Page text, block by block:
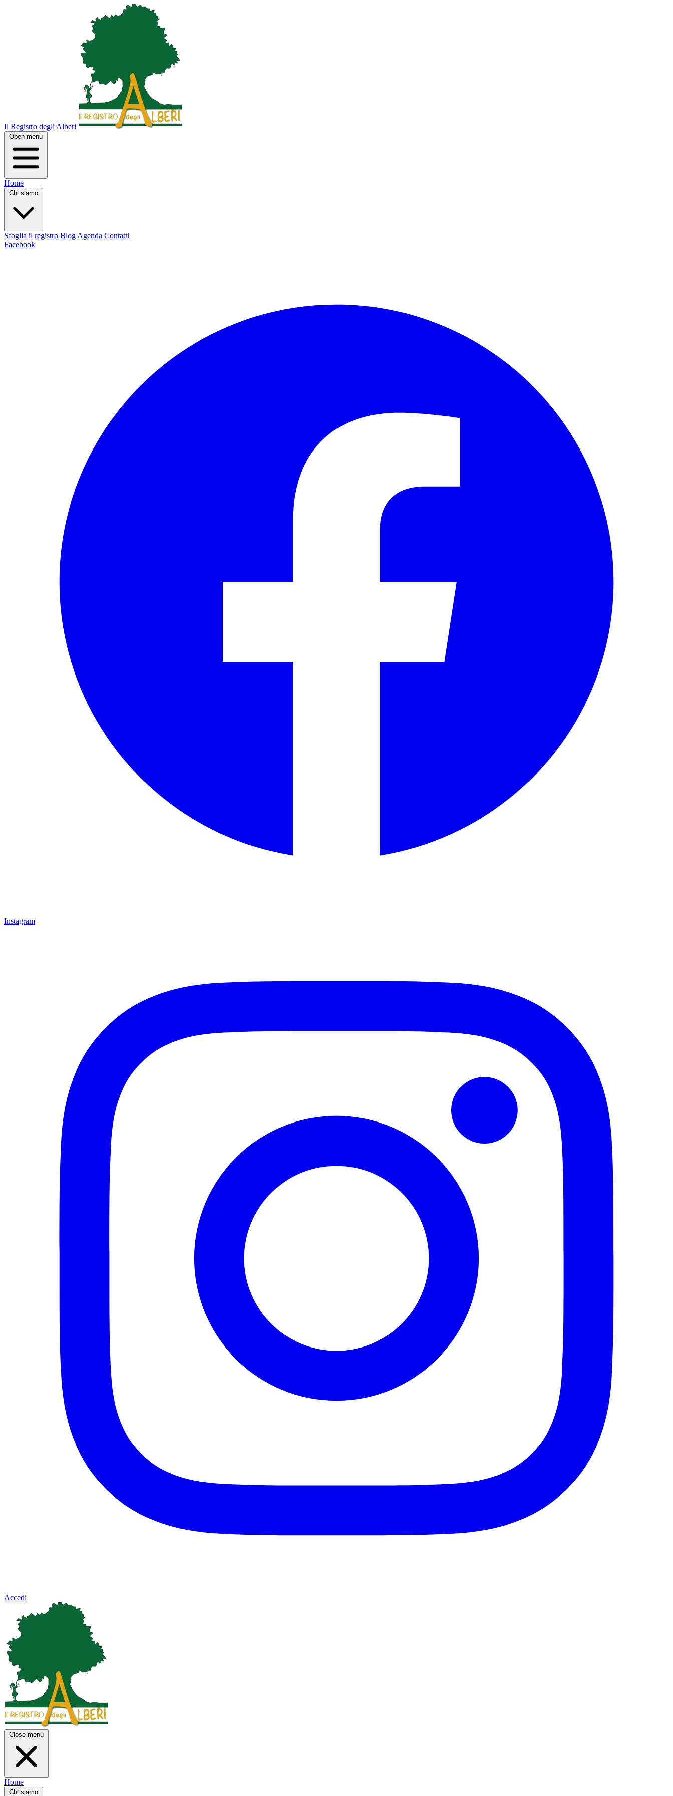
Il Registro degli Alberi
Open menu
Home
Chi siamo
Sfoglia il registro Blog Agenda Contatti
Facebook
Instagram
Accedi
Close menu
Home
Chi siamo